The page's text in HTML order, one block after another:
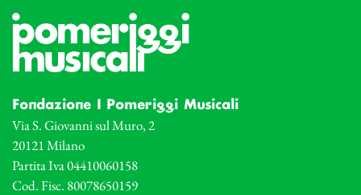
Fondazione I Pomeriggi Musicali
Via S. Giovanni sul Muro, 2
20121 Milano
Partita Iva 04410060158
Cod. Fisc. 80078650159